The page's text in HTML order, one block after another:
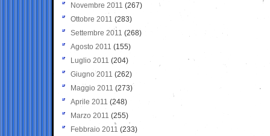
Novembre 2011 (267)
Ottobre 2011 (283)
Settembre 2011 (268)
Agosto 2011 (155)
Luglio 2011 (204)
Giugno 2011 (262)
Maggio 2011 (273)
Aprile 2011 (248)
Marzo 2011 (255)
Febbraio 2011 (233)